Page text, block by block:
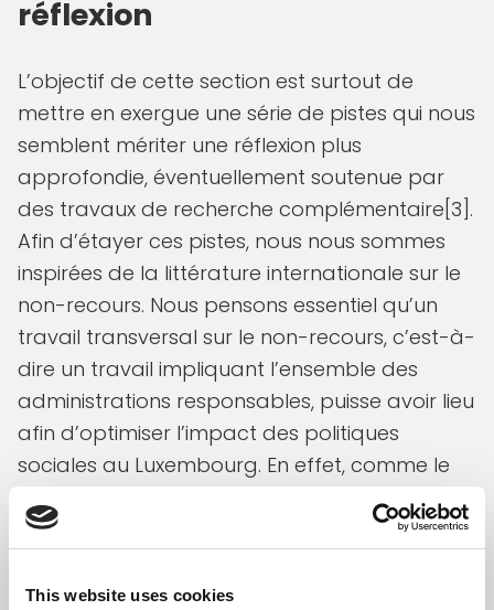
This website uses cookies
réflexion
L’objectif de cette section est surtout de
mettre en exergue une série de pistes qui nous
semblent mériter une réflexion plus
approfondie, éventuellement soutenue par
des travaux de recherche complémentaire[3].
Afin d’étayer ces pistes, nous nous sommes
inspirées de la littérature internationale sur le
non-recours. Nous pensons essentiel qu’un
travail transversal sur le non-recours, c’est-à-
dire un travail impliquant l’ensemble des
administrations responsables, puisse avoir lieu
afin d’optimiser l’impact des politiques
sociales au Luxembourg. En effet, comme le
souligne le Rapporteur spécial sur les droits
de l’homme et l’extrême pauvreté, Olivier De
sur le non-recours : « Le non-recours est de